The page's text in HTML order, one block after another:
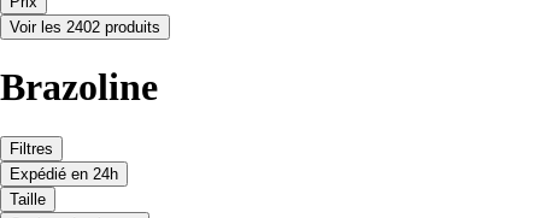
Voir les 2402 produits
Brazoline
Filtres
Expédié en 24h
Taille